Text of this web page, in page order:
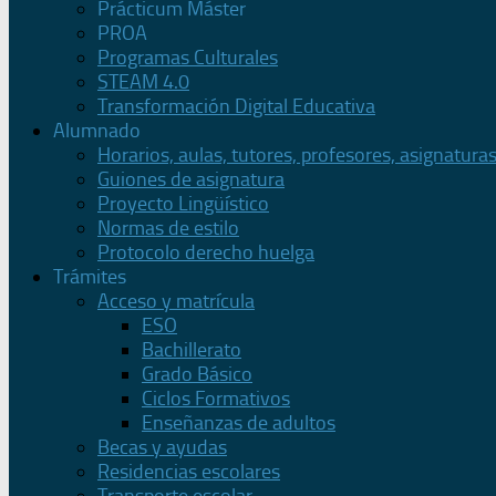
Prácticum Máster
PROA
Programas Culturales
STEAM 4.0
Transformación Digital Educativa
Alumnado
Horarios, aulas, tutores, profesores, asignaturas
Guiones de asignatura
Proyecto Lingüístico
Normas de estilo
Protocolo derecho huelga
Trámites
Acceso y matrícula
ESO
Bachillerato
Grado Básico
Ciclos Formativos
Enseñanzas de adultos
Becas y ayudas
Residencias escolares